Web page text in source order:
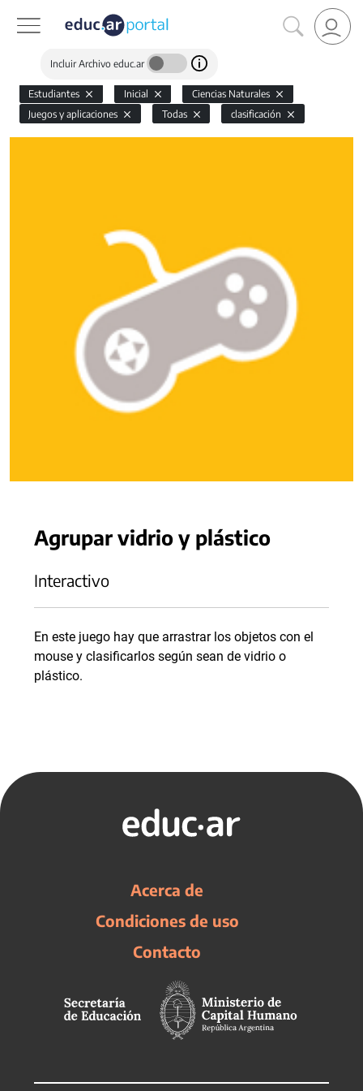
Incluir Archivo educ.ar
Estudiantes Inicial
Ciencias Naturales
Juegos y aplicaciones
Todas clasificación
Agrupar vidrio y plástico
Interactivo
En este juego hay que arrastrar los objetos con el
mouse y clasificarlos según sean de vidrio o
plástico.
Acerca de
Condiciones de uso
Contacto